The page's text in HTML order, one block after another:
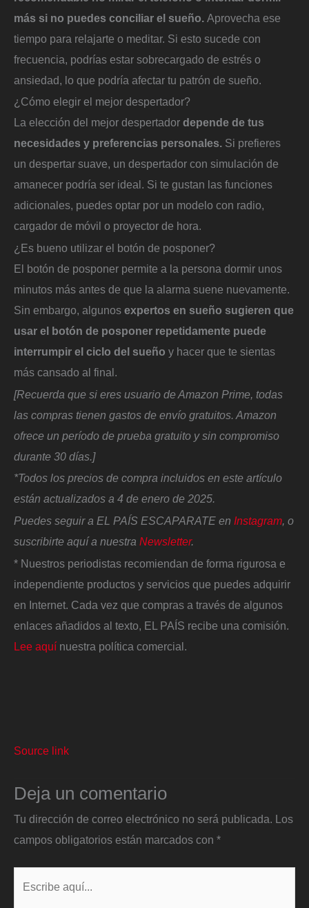
más si no puedes conciliar el sueño. Aprovecha ese
tiempo para relajarte o meditar. Si esto sucede con
frecuencia, podrías estar sobrecargado de estrés o
ansiedad, lo que podría afectar tu patrón de sueño.
¿Cómo elegir el mejor despertador?
La elección del mejor despertador depende de tus
necesidades y preferencias personales. Si prefieres
un despertar suave, un despertador con simulación de
amanecer podría ser ideal. Si te gustan las funciones
adicionales, puedes optar por un modelo con radio,
cargador de móvil o proyector de hora.
¿Es bueno utilizar el botón de posponer?
El botón de posponer permite a la persona dormir unos
minutos más antes de que la alarma suene nuevamente.
Sin embargo, algunos expertos en sueño sugieren que
usar el botón de posponer repetidamente puede
interrumpir el ciclo del sueño y hacer que te sientas
más cansado al final.
[Recuerda que si eres usuario de Amazon Prime, todas
las compras tienen gastos de envío gratuitos. Amazon
ofrece un período de prueba gratuito y sin compromiso
durante 30 días.]
*Todos los precios de compra incluidos en este artículo
están actualizados a 4 de enero de 2025.
Puedes seguir a EL PAÍS ESCAPARATE en Instagram, o
suscribirte aquí a nuestra Newsletter.
* Nuestros periodistas recomiendan de forma rigurosa e
independiente productos y servicios que puedes adquirir
en Internet. Cada vez que compras a través de algunos
enlaces añadidos al texto, EL PAÍS recibe una comisión.
Lee aquínuestra política comercial.
Source link
Deja un comentario
Tu dirección de correo electrónico no será publicada. Los
campos obligatorios están marcados con *